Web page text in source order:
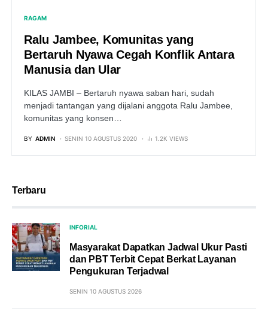
RAGAM
Ralu Jambee, Komunitas yang
Bertaruh Nyawa Cegah Konflik Antara
Manusia dan Ular
KILAS JAMBI – Bertaruh nyawa saban hari, sudah
menjadi tantangan yang dijalani anggota Ralu Jambee,
komunitas yang konsen…
BY ADMIN SENIN 10 AGUSTUS 2020 1.2K VIEWS
Terbaru
INFORIAL
Masyarakat Dapatkan Jadwal Ukur Pasti
dan PBT Terbit Cepat Berkat Layanan
Pengukuran Terjadwal
SENIN 10 AGUSTUS 2026